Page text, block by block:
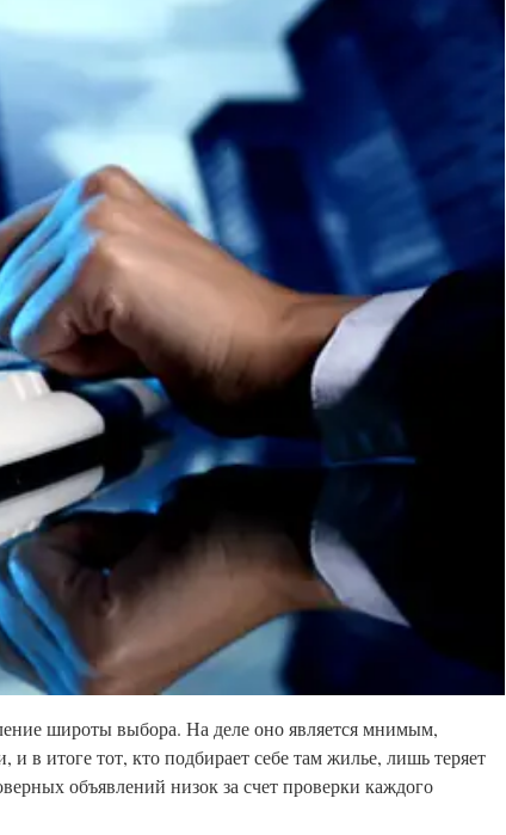
широты выбора. На деле оно является мнимым,
и в итоге тот, кто подбирает себе там жилье, лишь теряет
объявлений низок за счет проверки каждого